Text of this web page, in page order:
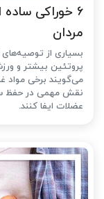
۶ خوراکی
مردان
بسیاری از
پروتئین بیشتر و
می‌گویند برخی مواد
نقش مهمی در حفظ
عضلات ایفا کنند.